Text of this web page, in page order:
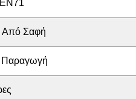
Από Σαφή
Παραγωγή